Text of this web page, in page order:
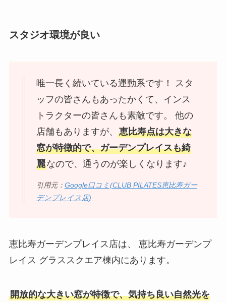
スタジオ環境が良い
唯一長く続いている運動系です！ スタ
ッフの皆さんもあったかくて、インス
トラクターの皆さんも素敵です。 他の
店舗もありますが、 恵比寿点は大きな
窓が特徴的で、ガーデンプレイスも綺
麗なので、通うのが楽しくなります♪
引用元： Google口コミ(CLUB PILATES恵比寿ガー
デンプレイス店)
恵比寿ガーデンプレイス店は、 恵比寿ガーデンプ
レイス グラススクエア棟内にあります。
開放的な大きい窓が特徴で、気持ち良い自然光を